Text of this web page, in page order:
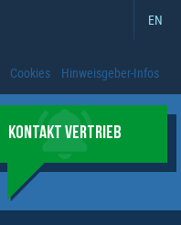
EN
Cookies Hinweisgeber-Infos
KONTAKT VERTRIEB